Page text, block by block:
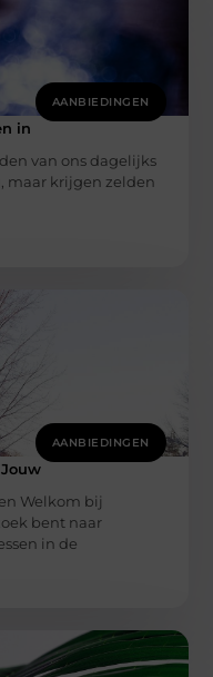
AANBIEDINGEN
in
van ons dagelijks
maar krijgen zelden
AANBIEDINGEN
Welkom bij
bent naar
in de